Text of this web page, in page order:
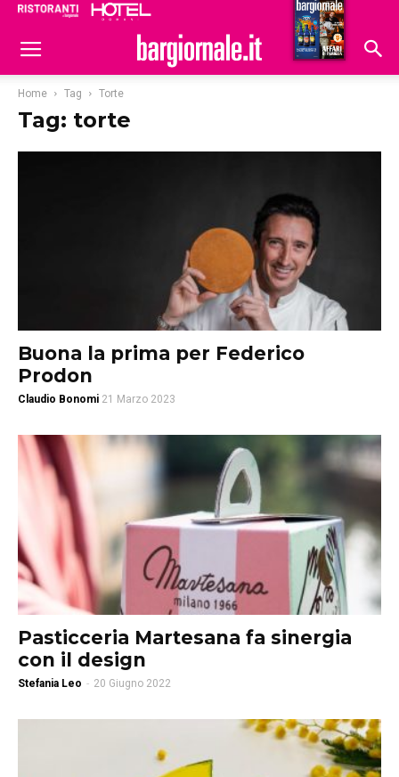
Hoteldomani
Home Tag Torte
Tag: torte
Buona la prima per Federico
Prodon
Claudio Bonomi 21 Marzo 2023
Pasticceria Martesana fa sinergia
con il design
Stefania Leo - 20 Giugno 2022